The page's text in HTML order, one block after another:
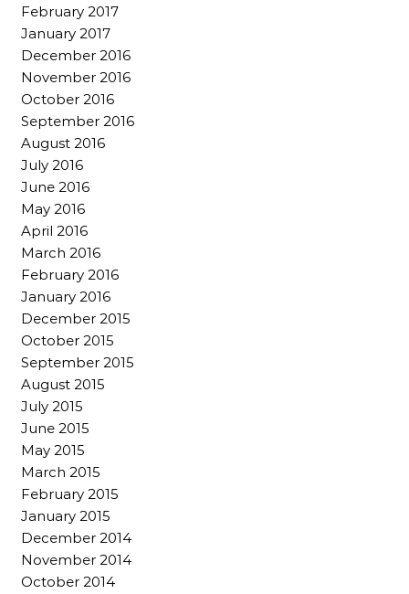
February 2017
January 2017
December 2016
November 2016
October 2016
September 2016
August 2016
July 2016
June 2016
May 2016
April 2016
March 2016
February 2016
January 2016
December 2015
October 2015
September 2015
August 2015
July 2015
June 2015
May 2015
March 2015
February 2015
January 2015
December 2014
November 2014
October 2014